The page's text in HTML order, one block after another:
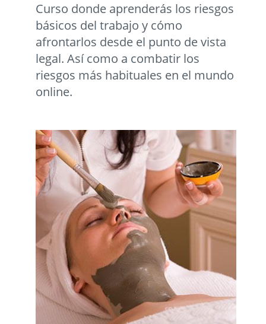
Curso donde aprenderás los riesgos
básicos del trabajo y cómo
afrontarlos desde el punto de vista
legal. Así como a combatir los
riesgos más habituales en el mundo
online.